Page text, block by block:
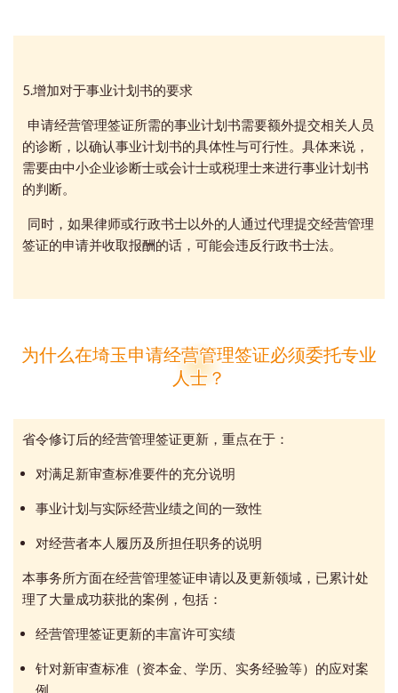
5.增加对于事业计划书的要求
申请经营管理签证所需的事业计划书需要额外提交相关人员
的诊断，以确认事业计划书的具体性与可行性。具体来说，
需要由中小企业诊断士或会计士或税理士来进行事业计划书
的判断。
同时，如果律师或行政书士以外的人通过代理提交经营管理
签证的申请并收取报酬的话，可能会违反行政书士法。
为什么在埼玉申请经营管理签证必须委托专业
人士？
省令修订后的经营管理签证更新，重点在于：
对满足新审查标准要件的充分说明
事业计划与实际经营业绩之间的一致性
对经营者本人履历及所担任职务的说明
本事务所方面在经营管理签证申请以及更新领域，已累计处
理了大量成功获批的案例，包括：
经营管理签证更新的丰富许可实绩
针对新审查标准（资本金、学历、实务经验等）的应对案
例